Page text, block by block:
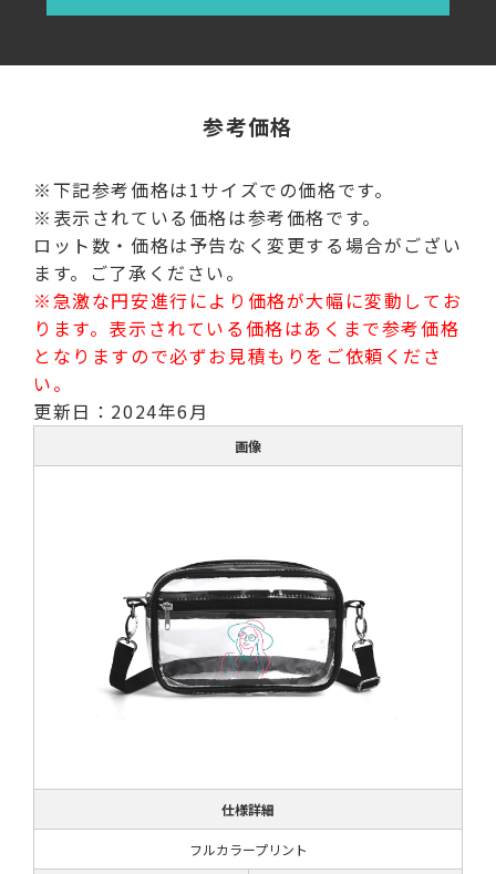
参考価格
※下記参考価格は1サイズでの価格です。
※表示されている価格は参考価格です。
ロット数・価格は予告なく変更する場合がござい
ます。ご了承ください。
※急激な円安進行により価格が大幅に変動してお
ります。表示されている価格はあくまで参考価格
となりますので必ずお見積もりをご依頼くださ
い。
更新日：2024年6月
画像
仕様詳細
フルカラープリント